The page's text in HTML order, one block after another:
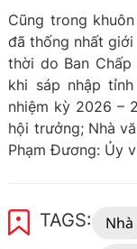
Cũng trong
đã thống nhất giới
thời do Ban
khi sáp nhập
nhiệm kỳ 2026 –
hội trưởng; Nhà
Phạm Đương: Ủy
TAGS: Nhà